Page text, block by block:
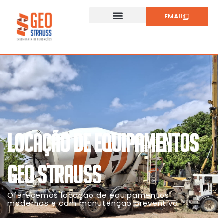
EMAIL
LOCAÇÃO DE EQUIPAMENTOS
GEO STRAUSS
Oferecemos locação de equipamentos
modernos e com manutenção preventiva.